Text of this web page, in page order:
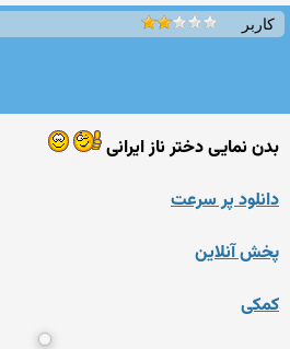
کاربر
بدن نمایی دختر ناز ایرانی
دانلود پر سرعت
پخش آنلاین
کمکی